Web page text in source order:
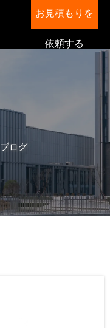
お見積もりを
依頼する
ブログ